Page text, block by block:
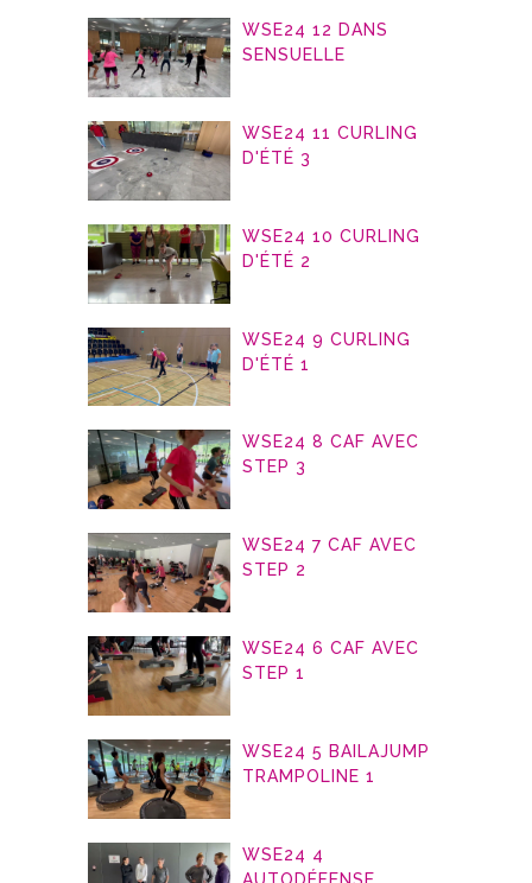
WSE24 12 DANS
SENSUELLE
WSE24 11 CURLING
D'ÉTÉ 3
WSE24 10 CURLING
D'ÉTÉ 2
WSE24 9 CURLING
D'ÉTÉ 1
WSE24 8 CAF AVEC
STEP 3
WSE24 7 CAF AVEC
STEP 2
WSE24 6 CAF AVEC
STEP 1
WSE24 5 BAILAJUMP
TRAMPOLINE 1
WSE24 4
AUTODÉFENSE